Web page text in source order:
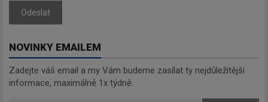
Odeslat
NOVINKY EMAILEM
Zadejte váš email a my Vám budeme zasílat ty nejdůležitější
informace, maximálně 1x týdně.